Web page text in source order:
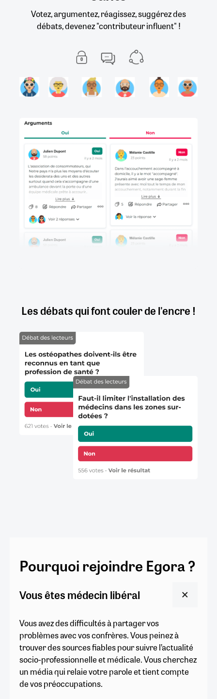
Votez, argumentez, réagissez, suggérez des
débats, devenez "contributeur influent" !
Les débats qui font couler de l'encre !
Pourquoi rejoindre Egora ?
Vous êtes médecin libéral
Vous avez des difficultés à partager vos
problèmes avec vos confrères. Vous peinez à
trouver des sources fiables pour suivre l’actualité
socio-professionnelle et médicale. Vous cherchez
un média qui relaie votre parole et tient compte
de vos préoccupations.